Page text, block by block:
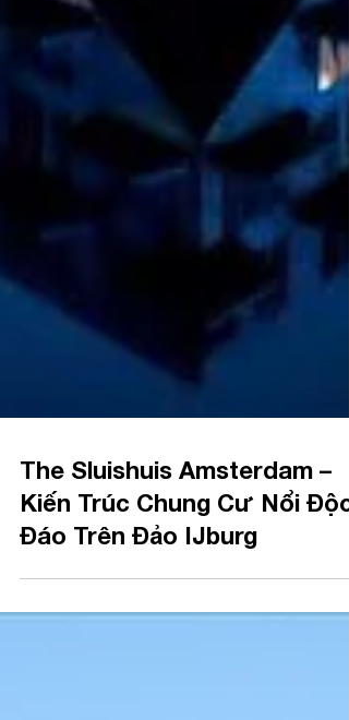
The Sluishuis Amsterdam –
Kiến Trúc Chung Cư Nổi Độc
Đáo Trên Đảo IJburg